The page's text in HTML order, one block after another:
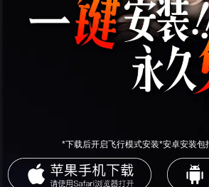
*下载后开启飞行模式安装*安卓安装